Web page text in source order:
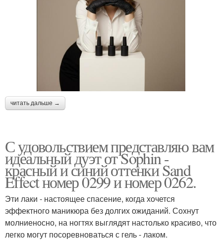
читать дальше →
С удовольствием представляю вам
идеальный дуэт от Sophin -
красный и синий оттенки Sand
Effect номер 0299 и номер 0262.
Эти лаки - настоящее спасение, когда хочется
эффектного маникюра без долгих ожиданий. Сохнут
молниеносно, на ногтях выглядят настолько красиво, что
легко могут посоревноваться с гель - лаком.